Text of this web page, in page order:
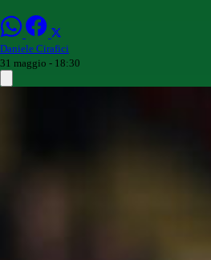
Daniele Cirafici
31 maggio - 18:30